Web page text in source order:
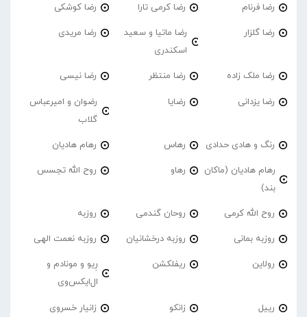
رضا فرنام رضا کرمی تارا رضا کوشکی
رضا گلزار
رضا ماتیا و سعید
اسکندری
رضا مریدی
رضا ملک زاده رضا منتظر رضا نیسی
رضا یزدانی رضایا
رضوان و امیرعباس
گلاب
رنگ و هادی حدادی رهاس رهام هادیان
رهام هادیان (ماکان
بند)
رهاو روح الله تجسس
روح الله کرمی روحان گندمی روزبه
روزبه بمانی روزبه درخشانیان روزبه نعمت الهی
رولاین ریفلکشن
رِیو و مونادم و
ال‌ایکس‌وی
رییل زانکو زانیار خسروی